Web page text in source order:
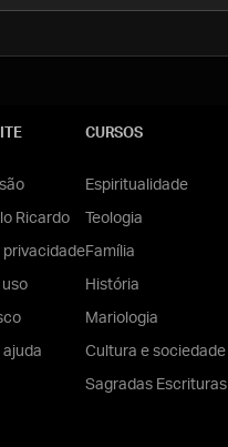
Ricardo
privacidade
uso
ajuda
CURSOS
Espiritualidade
Teologia
Família
História
Mariologia
Cultura e sociedade
Sagradas Escrituras